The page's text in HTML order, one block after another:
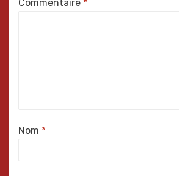
Commentaire *
Nom *